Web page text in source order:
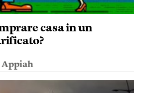
casa in un